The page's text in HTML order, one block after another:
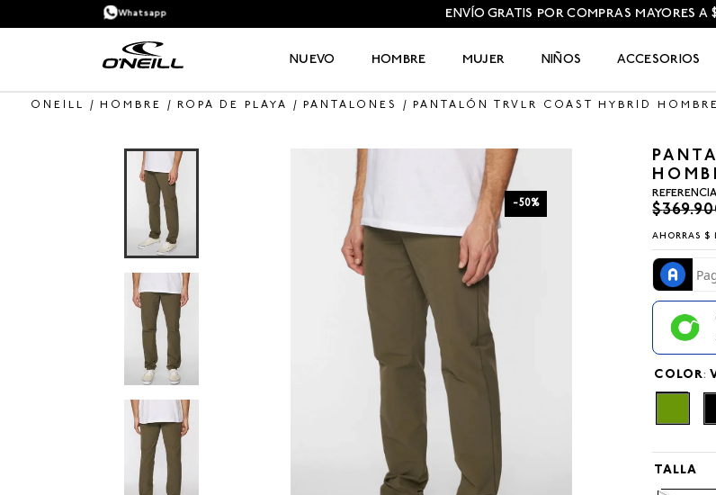
ENVÍO GRATIS POR COMPRAS MAYORES A
Whatsapp
NUEVO HOMBRE MUJER NIÑOS ACCESORIOS
HOMBRE ROPA DE PLAYA PANTALONES PANTALÓN TRVLR COAST HYBRID HOMBRE
-50% $369.
AHORRAS$
COLOR:
TALLA
TÉRMINOS MÁS BUSCADOS
PANTALONETA
PANTALONETAS HOMBRE
SANDALIAS
SANDALIAS HOMBRE